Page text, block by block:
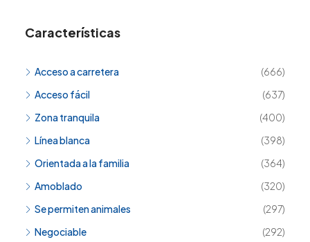
Características
Acceso a carretera
(666)
Acceso fácil
(637)
Zona tranquila
(400)
Línea blanca
(398)
Orientada a la familia
(364)
Amoblado
(320)
Se permiten animales
(297)
Negociable
(292)